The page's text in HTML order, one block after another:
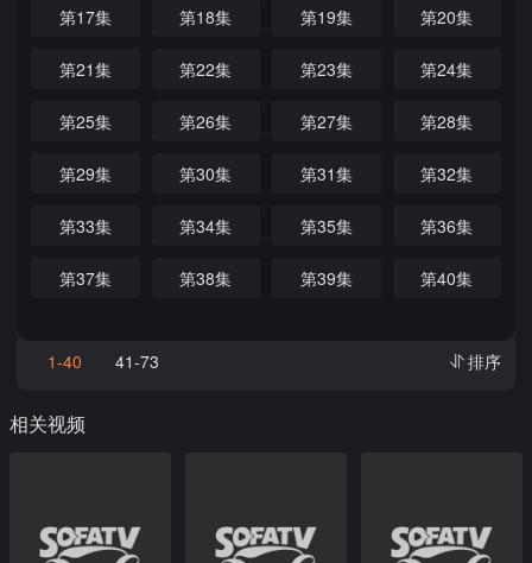
第17集 第18集 第19集 第20集
第21集 第22集 第23集 第24集
第25集 第26集 第27集 第28集
第29集 第30集 第31集 第32集
第33集 第34集 第35集 第36集
第37集 第38集 第39集 第40集
1-40 41-73 排序
相关视频